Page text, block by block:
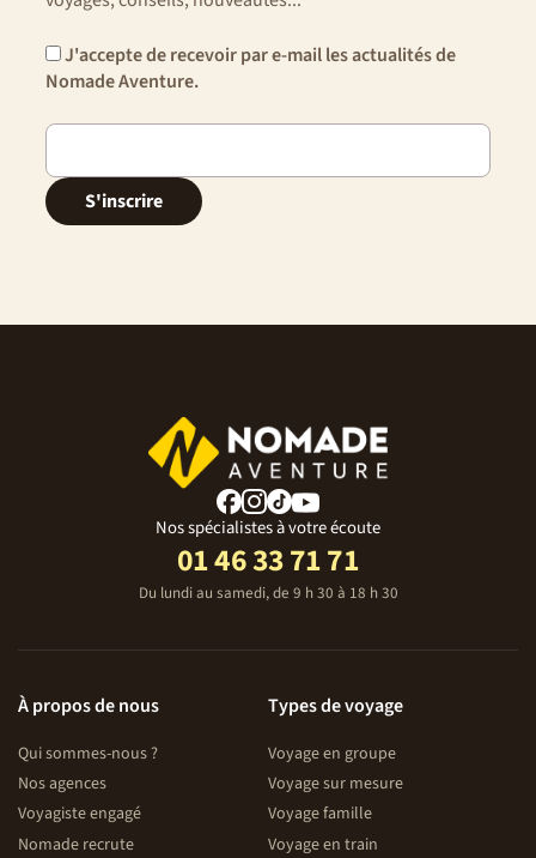
J'accepte de recevoir par e-mail les actualités de
Nomade Aventure.
S'inscrire
Nos spécialistes à votre écoute
01 46 33 71 71
Du lundi au samedi, de 9 h 30 à 18 h 30
À propos de nous
Qui sommes-nous ?
Nos agences
Voyagiste engagé
Nomade recrute
Types de voyage
Voyage en groupe
Voyage sur mesure
Voyage famille
Voyage en train